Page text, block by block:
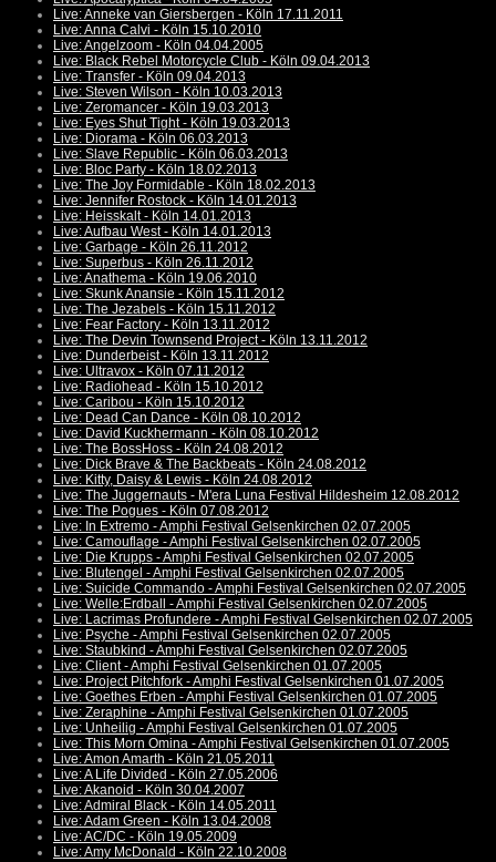
Live: Anneke van Giersbergen - Köln 17.11.2011
Live: Anna Calvi - Köln 15.10.2010
Live: Angelzoom - Köln 04.04.2005
Live: Black Rebel Motorcycle Club - Köln 09.04.2013
Live: Transfer - Köln 09.04.2013
Live: Steven Wilson - Köln 10.03.2013
Live: Zeromancer - Köln 19.03.2013
Live: Eyes Shut Tight - Köln 19.03.2013
Live: Diorama - Köln 06.03.2013
Live: Slave Republic - Köln 06.03.2013
Live: Bloc Party - Köln 18.02.2013
Live: The Joy Formidable - Köln 18.02.2013
Live: Jennifer Rostock - Köln 14.01.2013
Live: Heisskalt - Köln 14.01.2013
Live: Aufbau West - Köln 14.01.2013
Live: Garbage - Köln 26.11.2012
Live: Superbus - Köln 26.11.2012
Live: Anathema - Köln 19.06.2010
Live: Skunk Anansie - Köln 15.11.2012
Live: The Jezabels - Köln 15.11.2012
Live: Fear Factory - Köln 13.11.2012
Live: The Devin Townsend Project - Köln 13.11.2012
Live: Dunderbeist - Köln 13.11.2012
Live: Ultravox - Köln 07.11.2012
Live: Radiohead - Köln 15.10.2012
Live: Caribou - Köln 15.10.2012
Live: Dead Can Dance - Köln 08.10.2012
Live: David Kuckhermann - Köln 08.10.2012
Live: The BossHoss - Köln 24.08.2012
Live: Dick Brave & The Backbeats - Köln 24.08.2012
Live: Kitty, Daisy & Lewis - Köln 24.08.2012
Live: The Juggernauts - M'era Luna Festival Hildesheim 12.08.2012
Live: The Pogues - Köln 07.08.2012
Live: In Extremo - Amphi Festival Gelsenkirchen 02.07.2005
Live: Camouflage - Amphi Festival Gelsenkirchen 02.07.2005
Live: Die Krupps - Amphi Festival Gelsenkirchen 02.07.2005
Live: Blutengel - Amphi Festival Gelsenkirchen 02.07.2005
Live: Suicide Commando - Amphi Festival Gelsenkirchen 02.07.2005
Live: Welle:Erdball - Amphi Festival Gelsenkirchen 02.07.2005
Live: Lacrimas Profundere - Amphi Festival Gelsenkirchen 02.07.2005
Live: Psyche - Amphi Festival Gelsenkirchen 02.07.2005
Live: Staubkind - Amphi Festival Gelsenkirchen 02.07.2005
Live: Client - Amphi Festival Gelsenkirchen 01.07.2005
Live: Project Pitchfork - Amphi Festival Gelsenkirchen 01.07.2005
Live: Goethes Erben - Amphi Festival Gelsenkirchen 01.07.2005
Live: Zeraphine - Amphi Festival Gelsenkirchen 01.07.2005
Live: Unheilig - Amphi Festival Gelsenkirchen 01.07.2005
Live: This Morn Omina - Amphi Festival Gelsenkirchen 01.07.2005
Live: Amon Amarth - Köln 21.05.2011
Live: A Life Divided - Köln 27.05.2006
Live: Akanoid - Köln 30.04.2007
Live: Admiral Black - Köln 14.05.2011
Live: Adam Green - Köln 13.04.2008
Live: AC/DC - Köln 19.05.2009
Live: Amy McDonald - Köln 22.10.2008